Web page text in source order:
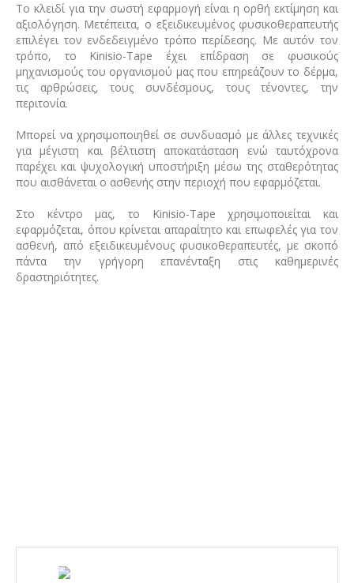
Το κλειδί για την σωστή εφαρμογή είναι η ορθή εκτίμηση και
αξιολόγηση. Μετέπειτα, ο εξειδικευμένος φυσικοθεραπευτής
επιλέγει τον ενδεδειγμένο τρόπο περίδεσης. Με αυτόν τον
τρόπο, το Kinisio-Tape έχει επίδραση σε φυσικούς
μηχανισμούς του οργανισμού μας που επηρεάζουν το δέρμα,
τις αρθρώσεις, τους συνδέσμους, τους τένοντες, την
περιτονία.
Μπορεί να χρησιμοποιηθεί σε συνδυασμό με άλλες τεχνικές
για μέγιστη και βέλτιστη αποκατάσταση ενώ ταυτόχρονα
παρέχει και ψυχολογική υποστήριξη μέσω της σταθερότητας
που αισθάνεται ο ασθενής στην περιοχή που εφαρμόζεται.
Στο κέντρο μας, το Kinisio-Tape χρησιμοποιείται και
εφαρμόζεται, όπου κρίνεται απαραίτητο και επωφελές για τον
ασθενή, από εξειδικευμένους φυσικοθεραπευτές, με σκοπό
πάντα την γρήγορη επανένταξη στις καθημερινές
δραστηριότητες.